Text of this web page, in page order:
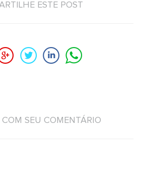
ESTE POST
COM SEU COMENTÁRIO